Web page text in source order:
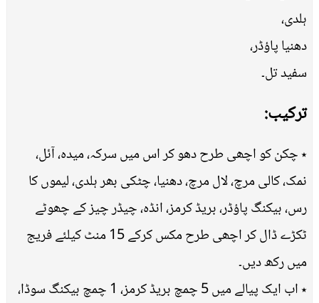
ہلدی،
دھنیا پاؤڈر،
سفید تل۔
ترکیب:
٭ چکن کو اچھی طرح دھو کر اس میں سرکہ، میدہ، آئل،
نمک، کالی مرچ، لال مرچ، دھنیا، چٹکی بھر ہلدی، لیموں کا
رس، بیکنگ پاؤڈر، بریڈ کرمز، انڈہ، چیڈر چیز کے چھوٹے
ٹکڑے ڈال کر اچھی طرح مکس کرکے 15 منٹ کیلئے فریج
میں رکھ دیں۔
٭ اب ایک پیالے میں 5 چمچ بریڈ کرمز، 1 چمچ بیکنگ سوڈا،